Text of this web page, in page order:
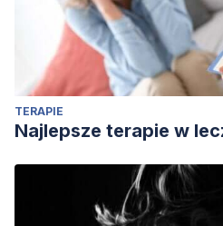
TERAPIE
Najlepsze terapie w